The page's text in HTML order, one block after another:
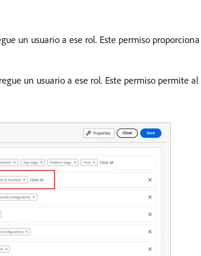
un usuario a ese rol. Este permiso
un usuario a ese rol. Este permiso permite